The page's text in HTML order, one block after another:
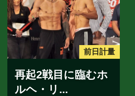
前日計量
再起2戦目に臨むホ
ルヘ・リ...